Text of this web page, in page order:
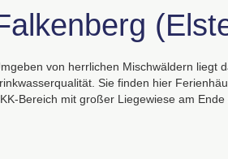
von herrlichen Mischwäldern liegt
Sie finden hier
-Bereich mit großer Liegewiese am Ende